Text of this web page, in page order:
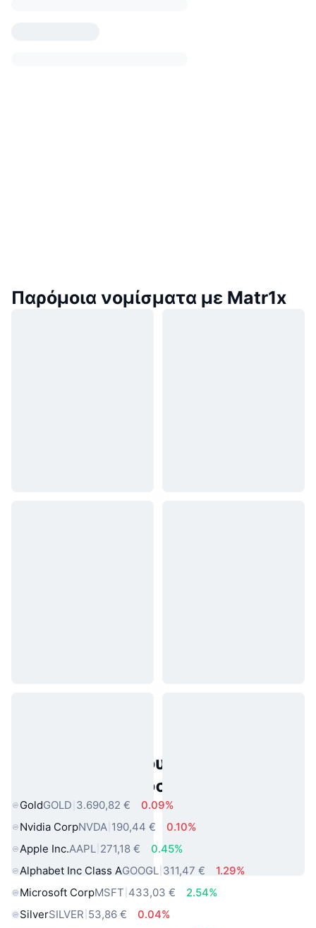
Παρόμοια νομίσματα με Matr1x
Δημοφιλή περιουσιακά στοιχεία
πραγματικού κόσμου
GoldGOLD 3.690,82 €
0.09%
Nvidia CorpNVDA 190,44 €
0.10%
Apple Inc.AAPL 271,18 €
0.45%
Alphabet Inc Class AGOOGL 311,47 €
1.29%
Microsoft CorpMSFT 433,03 €
2.54%
SilverSILVER 53,86 €
0.04%